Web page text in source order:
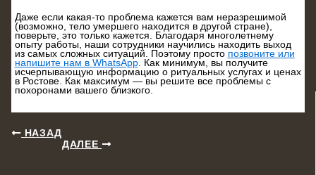
Даже если какая-то проблема кажется вам неразрешимой
(возможно, тело умершего находится в другой стране),
поверьте, это только кажется. Благодаря многолетнему
опыту работы, наши сотрудники научились находить выход
из самых сложных ситуаций. Поэтому просто позвоните или
напишите нам в WhatsApp. Как минимум, вы получите
исчерпывающую информацию о ритуальных услугах и ценах
в Ростове. Как максимум — вы решите все проблемы с
похоронами вашего близкого.
НАЗАД
ДАЛЕЕ